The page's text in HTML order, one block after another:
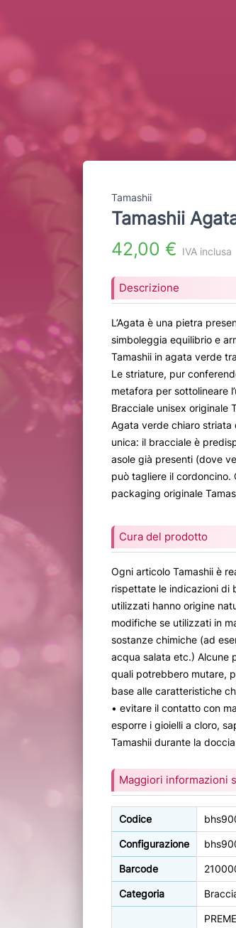
Tamashii
Tamashii
42,00 € IVA inclusa
Descrizione
L’Agata è una pietra
simboleggia equilibrio e
Tamashii in agata verde
Le striature, pur
metafora per sottolineare
Bracciale unisex originale
Agata verde chiaro striata
unica: il bracciale è
asole già presenti (dove
può tagliere il
packaging originale
Cura del prodotto
Ogni articolo Tamashii è
rispettate le indicazioni di
utilizzati hanno origine
modifiche se utilizzati in
sostanze chimiche (ad
acqua salata etc.) Alcune
quali potrebbero mutare,
base alle caratteristiche
• evitare il contatto con
esporre i gioielli a cloro,
Tamashii durante la
Maggiori informazioni
Codice
Configurazione
Barcode
Categoria